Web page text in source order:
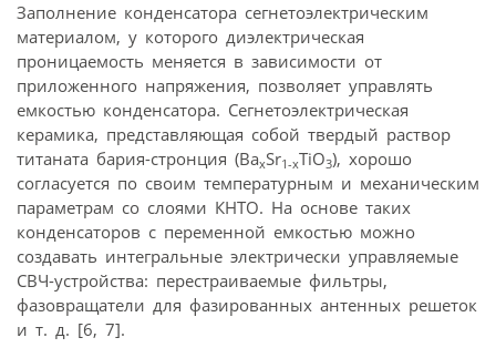
Заполнение конденсатора сегнетоэлектрическим
материалом, у которого диэлектрическая
проницаемость меняется в зависимости от
приложенного напряжения, позволяет управлять
емкостью конденсатора. Сегнетоэлектрическая
керамика, представляющая собой твердый раствор
титаната бария-стронция (BaхSr1-хTiO3), хорошо
согласуется по своим температурным и механическим
параметрам со слоями КНТО. На основе таких
конденсаторов с переменной емкостью можно
создавать интегральные электрически управляемые
СВЧ-устройства: перестраиваемые фильтры,
фазовращатели для фазированных антенных решеток
и т. д. [6, 7].